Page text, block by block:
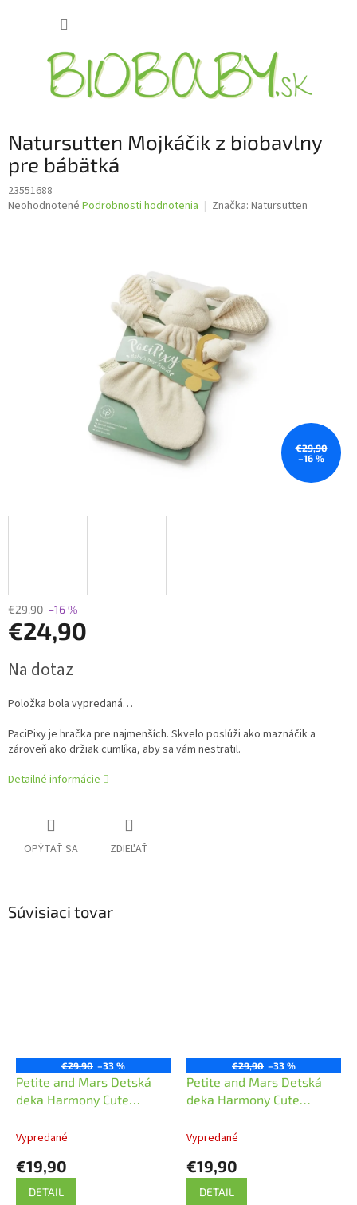
Natursutten Mojkáčik z biobavlny
pre bábätká
23551688
Priemerné
Neohodnotené Podrobnosti hodnotenia Značka: Natursutten
€29,90
–16 %
€29,90 –16 %
€24,90
cena:
Na dotaz
Položka bola vypredaná…
PaciPixy je hračka pre najmenších. Skvelo poslúži ako maznáčik a
zároveň ako držiak cumlíka, aby sa vám nestratil.
Detailné informácie
OPÝTAŤ SA ZDIEĽAŤ
Súvisiaci tovar
€29,90 –33 %
Petite and Mars Detská
deka Harmony Cute
Vypredané
€19,90
DETAIL
€29,90 –33 %
Petite and Mars Detská
deka Harmony Cute
Vypredané
€19,90
DETAIL